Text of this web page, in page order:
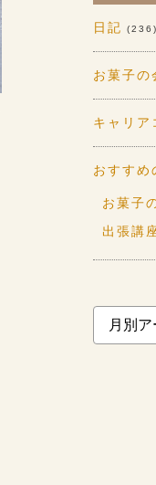
日記 (236)
お菓子の
キャリア
おすすめ
お菓子
出張講